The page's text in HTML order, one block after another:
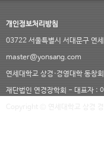
개인정보처리방침
03722 서울특별시 서대문구 연
master@yonsang.com
연세대학교 상경·경영대학 동
재단법인 연경장학회 - 대표자